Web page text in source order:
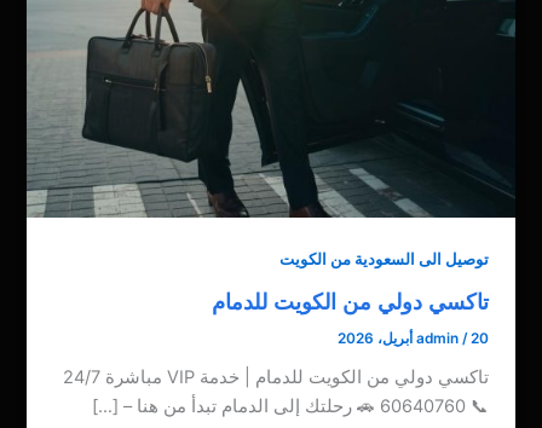
توصيل الى السعودية من الكويت
تاكسي دولي من الكويت للدمام
admin /20 أبريل، 2026
تاكسي دولي من الكويت للدمام | خدمة VIP مباشرة 24/7
📞 60640760 🚗 رحلتك إلى الدمام تبدأ من هنا – […]